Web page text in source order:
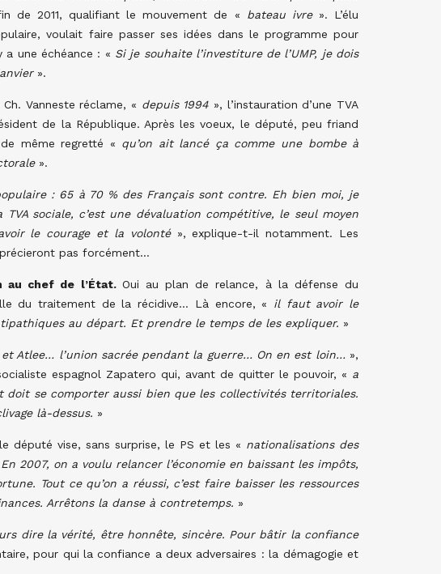
de 2011, qualifiant le mouvement de « bateau ivre». L’élu
voulait faire passer ses idées dans le programme pour
a une échéance : « Si je souhaite l’investiture de l’UMP, je dois
».
Ch. Vanneste réclame, « depuis 1994 », l’instauration d’une TVA
de la République. Après les voeux, le député, peu friand
même regretté « qu’on ait lancé ça comme une bombe à
».
: 65 à 70 % des Français sont contre. Eh bien moi, je
TVA sociale, c’est une dévaluation compétitive, le seul moyen
le courage et la volonté», explique-t-il notamment. Les
pas forcément…
au chef de l’État. Oui au plan de relance, à la défense du
du traitement de la récidive… Là encore, « il faut avoir le
au départ. Et prendre le temps de les expliquer. »
Atlee… l’union sacrée pendant la guerre… On en est loin… »,
espagnol Zapatero qui, avant de quitter le pouvoir, « a
doit se comporter aussi bien que les collectivités territoriales.
là-dessus. »
député vise, sans surprise, le PS et les « nationalisations des
En 2007, on a voulu relancer l’économie en baissant les impôts,
Tout ce qu’on a réussi, c’est faire baisser les ressources
Arrêtons la danse à contretemps. »
dire la vérité, être honnête, sincère. Pour bâtir la confiance
pour qui la confiance a deux adversaires : la démagogie et